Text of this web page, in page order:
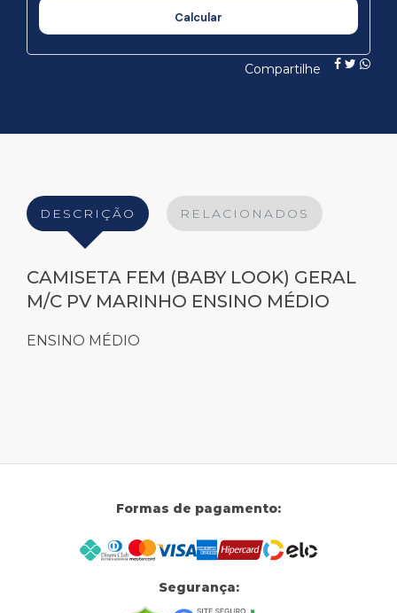
Calcular
Compartilhe
DESCRIÇÃO RELACIONADOS
CAMISETA FEM (BABY LOOK) GERAL
M/C PV MARINHO ENSINO MÉDIO
ENSINO MÉDIO
Formas de pagamento:
Segurança: